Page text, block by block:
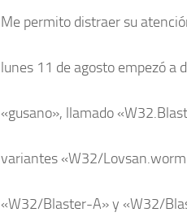
Me permito distraer su
lunes 11 de agosto empezó
«gusano», llamado
variantes «W32/
«W32/Blaster-A» y «W32/